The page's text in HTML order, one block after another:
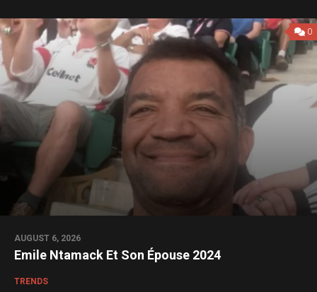
0
AUGUST 6, 2026
Emile Ntamack Et Son Épouse 2024
TRENDS